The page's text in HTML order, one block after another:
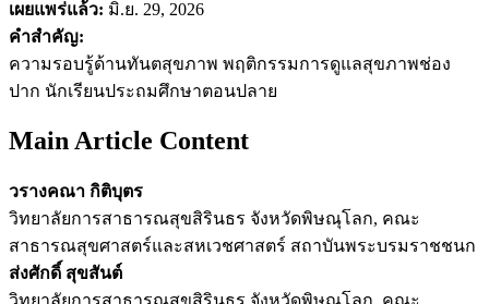
เผยแพร่แล้ว: มิ.ย. 29, 2026
คำสำคัญ:
ความรอบรู้ด้านทันตสุขภาพ พฤติกรรมการดูแลสุขภาพช่อง
ปาก นักเรียนประถมศึกษาตอนปลาย
Main Article Content
วรางคณา กิติบุตร
วิทยาลัยการสาธารณสุขสิรินธร จังหวัดพิษณุโลก, คณะ
สาธารณสุขศาสตร์และสหเวชศาสตร์ สถาบันพระบรมราชชนก
ส่งศักดิ์ สุขสันต์
วิทยาลัยการสาธารณสุขสิรินธร จังหวัดพิษณุโลก, คณะ